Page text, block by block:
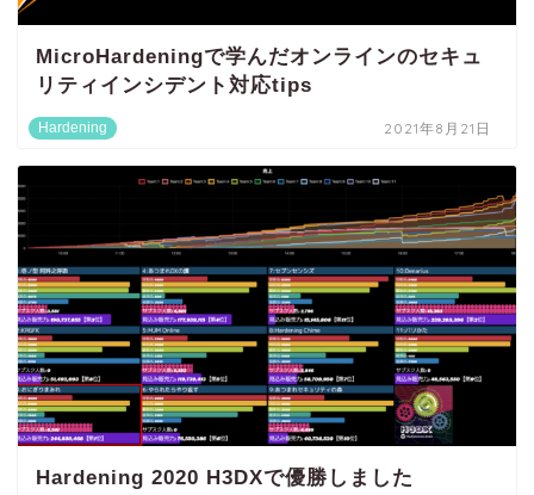
Hardening
MicroHardeningで学んだオンラインのセキュ
リティインシデント対応tips
2021年8月21日
Hardening 2020 H3DXで優勝しました